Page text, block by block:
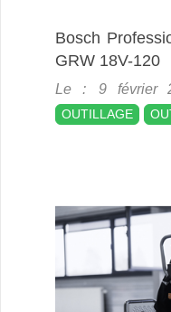
Bosch
GRW 18V-120
2025-
02-
09
Le : 9 février
OUTILLAGE